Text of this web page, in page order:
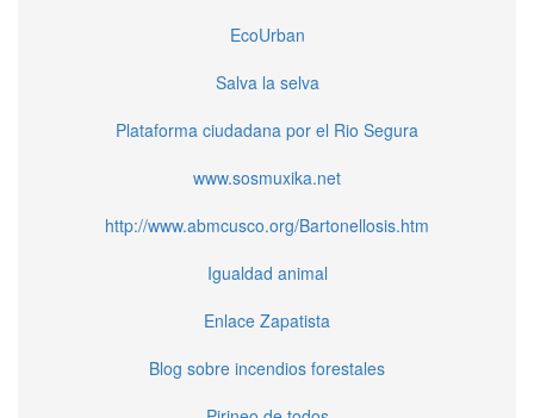
EcoUrban
Salva la selva
Plataforma ciudadana por el Rio Segura
www.sosmuxika.net
http://www.abmcusco.org/Bartonellosis.htm
Igualdad animal
Enlace Zapatista
Blog sobre incendios forestales